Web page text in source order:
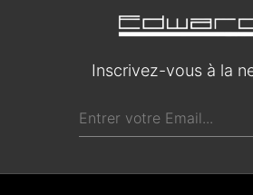
Inscrivez-vous à la